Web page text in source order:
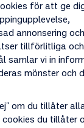
för att ge
annonsering
tillförlitliga och
samlar vi in
mönster och
om du tillåter
cookies du tillåter